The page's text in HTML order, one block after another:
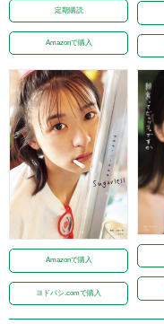
定期購読
Amazonで購入
Amazonで購入
ヨドバシ.comで購入